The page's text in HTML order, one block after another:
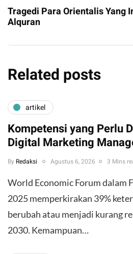
Tragedi Para Orientalis Yang
Alquran
Related posts
artikel
Kompetensi yang Perlu
Digital Marketing
By Redaksi Agustus 6, 2026 3 Mins
World Economic Forum dalam
2025 memperkirakan 39%
berubah atau menjadi kurang
2030. Kemampuan…